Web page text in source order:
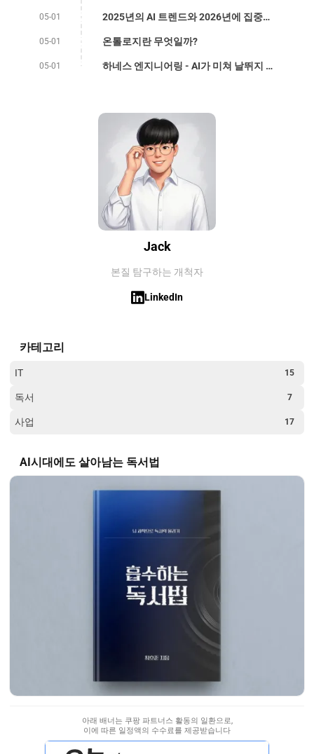
Jack
본질 탐구하는 개척자
LinkedIn
카테고리
IT 15
독서 7
사업 17
AI시대에도 살아남는 독서법
아래 배너는 쿠팡 파트너스 활동의 일환으로,
이에 따른 일정액의 수수료를 제공받습니다
05-01 2025년의 AI 트렌드와 2026년에 집중하는 것
05-01 온톨로지란 무엇일까?
05-01 하네스 엔지니어링 - AI가 미쳐 날뛰지 않게